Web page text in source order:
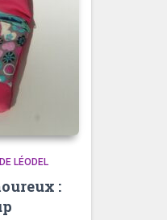
LÉODEL
: